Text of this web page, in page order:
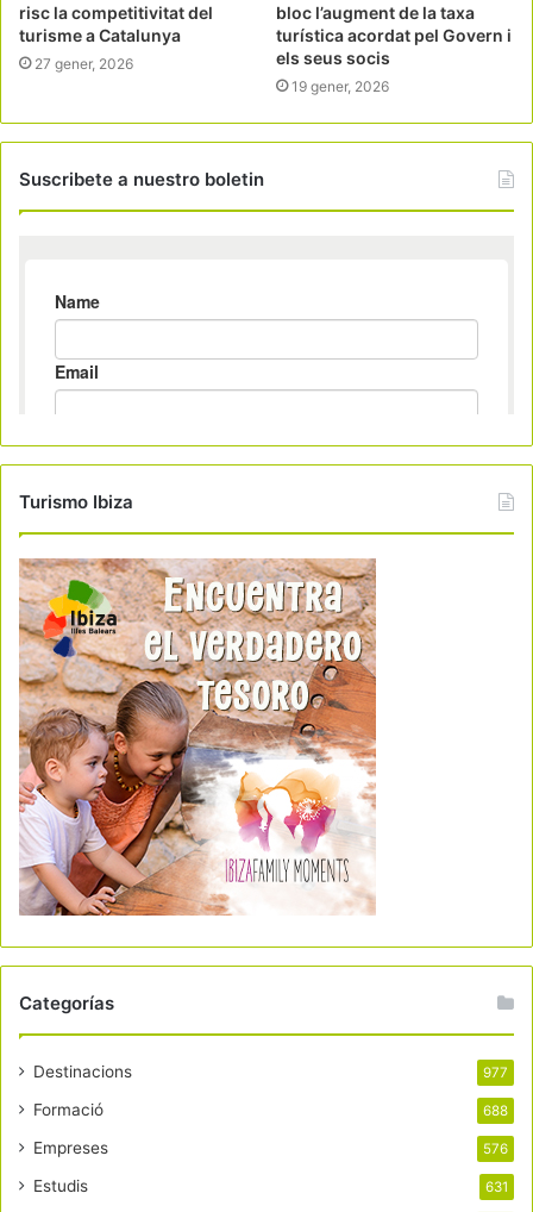
risc la competitivitat del
turisme a Catalunya
27 gener, 2026
bloc l’augment de la taxa
turística acordat pel Govern i
els seus socis
19 gener, 2026
Suscribete a nuestro boletin
Turismo Ibiza
Categorías
Destinacions 977
Formació 688
Empreses 576
Estudis 631